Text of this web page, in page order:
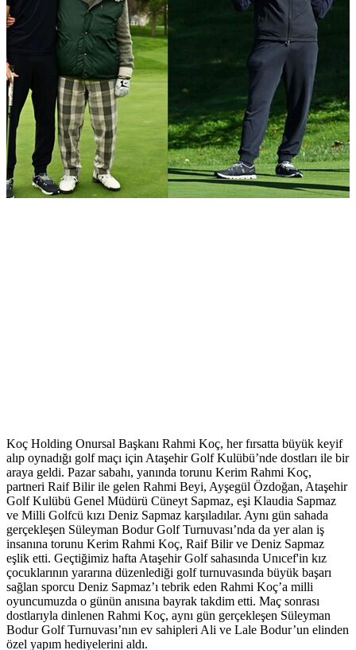
Koç Holding Onursal Başkanı Rahmi Koç, her fırsatta büyük keyif
alıp oynadığı golf maçı için Ataşehir Golf Kulübü’nde dostları ile bir
araya geldi. Pazar sabahı, yanında torunu Kerim Rahmi Koç,
partneri Raif Bilir ile gelen Rahmi Beyi, Ayşegül Özdoğan, Ataşehir
Golf Kulübü Genel Müdürü Cüneyt Sapmaz, eşi Klaudia Sapmaz
ve Milli Golfcü kızı Deniz Sapmaz karşıladılar. Aynı gün sahada
gerçekleşen Süleyman Bodur Golf Turnuvası’nda da yer alan iş
insanına torunu Kerim Rahmi Koç, Raif Bilir ve Deniz Sapmaz
eşlik etti. Geçtiğimiz hafta Ataşehir Golf sahasında Unıcef'in kız
çocuklarının yararına düzenlediği golf turnuvasında büyük başarı
sağlan sporcu Deniz Sapmaz’ı tebrik eden Rahmi Koç’a milli
oyuncumuzda o günün anısına bayrak takdim etti. Maç sonrası
dostlarıyla dinlenen Rahmi Koç, aynı gün gerçekleşen Süleyman
Bodur Golf Turnuvası’nın ev sahipleri Ali ve Lale Bodur’un elinden
özel yapım hediyelerini aldı.